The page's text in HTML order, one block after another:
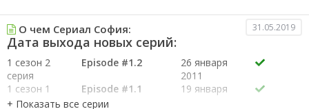
О чем Сериал София: 31.05.2019
Дата выхода новых серий:
1 сезон 2
серия
Episode #1.2
26 января
2011
1 сезон 1
серия
Episode #1.1
19 января